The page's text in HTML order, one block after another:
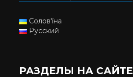
Солов'їна
Русский
РАЗДЕЛЫ НА САЙТЕ